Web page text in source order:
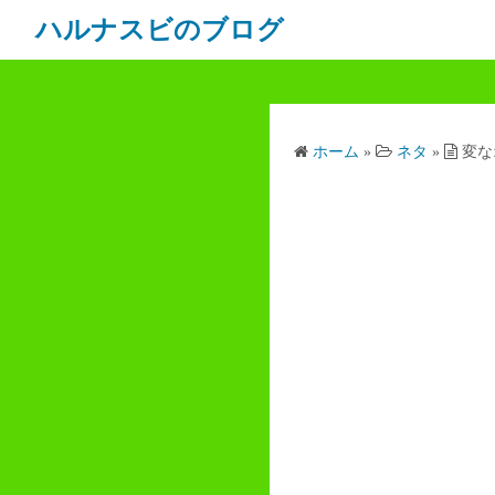
ハルナスビのブログ
ホーム » ネタ » 変